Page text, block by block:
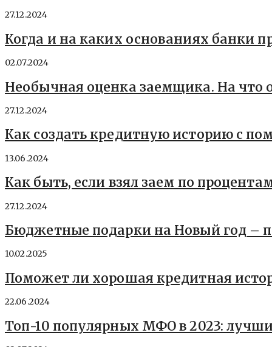
27.12.2024
Когда и на каких основаниях банки
02.07.2024
Необычная оценка заемщика. На что
27.12.2024
Как создать кредитную историю с
13.06.2024
Как быть, если взял заем по
27.12.2024
Бюджетные подарки на Новый год –
10.02.2025
Поможет ли хорошая кредитная
22.06.2024
Топ-10 популярных МФО в 2023: